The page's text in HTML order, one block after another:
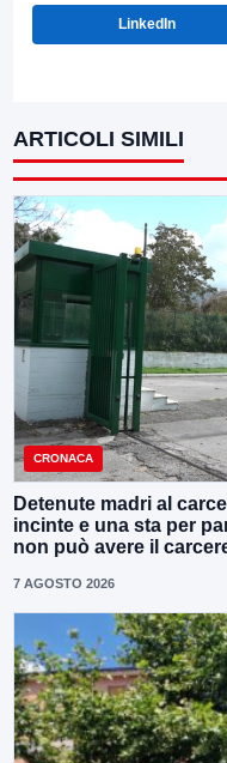
LinkedIn
ARTICOLI SIMILI
CRONACA
Detenute madri al
incinte e una sta per
non può avere il
7 AGOSTO 2026